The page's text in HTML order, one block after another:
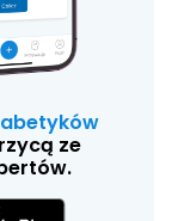
ze